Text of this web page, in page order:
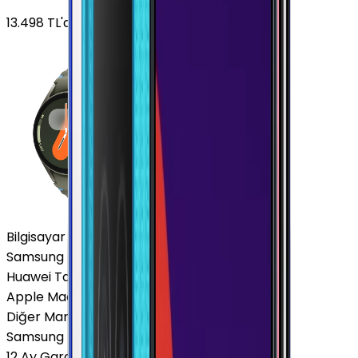
13.498 TL'den
Bilgisayar / Tablet
Samsung Tablet
Huawei Tablet
Apple Macbook
Diğer Markalar
Samsung Tablet